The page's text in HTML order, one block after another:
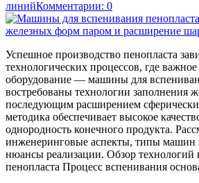
линийКомментарии: 0
Успешное производство пенопласта
технологических процессов, где
оборудование — машины для
востребованы технологии заполнения
последующим расширением
методика обеспечивает высокое
однородность конечного продукта.
инженеринговые аспекты, типы машин
нюансы реализации. Обзор технологий
пенопласта Процесс вспенивания